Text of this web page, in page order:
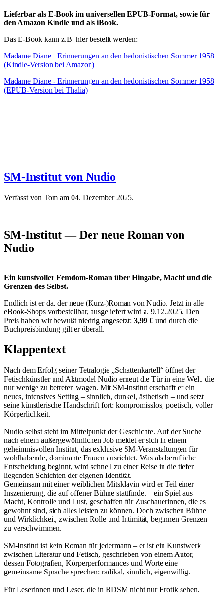
Lieferbar als E-Book im universellen EPUB-Format, sowie für
den Amazon Kindle und als iBook.
Das E-Book kann z.B. hier bestellt werden:
Madame Diane - Erinnerungen an den hedonistischen Sommer 1958
(Kindle-Version bei Amazon)
Madame Diane - Erinnerungen an den hedonistischen Sommer 1958
(EPUB-Version bei Thalia)
SM-Institut von Nudio
Verfasst von Tom am 04. Dezember 2025.
SM-Institut — Der neue Roman von
Nudio
Ein kunstvoller Femdom-Roman über Hingabe, Macht und die
Grenzen des Selbst.
Endlich ist er da, der neue (Kurz-)Roman von Nudio. Jetzt in alle
eBook-Shops vorbestellbar, ausgeliefert wird a. 9.12.2025. Den
Preis haben wir bewußt niedrig angesetzt: 3,99 € und durch die
Buchpreisbindung gilt er überall.
Klappentext
Nach dem Erfolg seiner Tetralogie „Schattenkartell“ öffnet der
Fetischkünstler und Aktmodel Nudio erneut die Tür in eine Welt, die
nur wenige zu betreten wagen. Mit SM-Institut erschafft er ein
neues, intensives Setting – sinnlich, dunkel, ästhetisch – und setzt
seine künstlerische Handschrift fort: kompromisslos, poetisch, voller
Körperlichkeit.
Nudio selbst steht im Mittelpunkt der Geschichte. Auf der Suche
nach einem außergewöhnlichen Job meldet er sich in einem
geheimnisvollen Institut, das exklusive SM-Veranstaltungen für
wohlhabende, dominante Frauen ausrichtet. Was als berufliche
Entscheidung beginnt, wird schnell zu einer Reise in die tiefer
liegenden Schichten der eigenen Identität.
Gemeinsam mit einer weiblichen Mitsklavin wird er Teil einer
Inszenierung, die auf offener Bühne stattfindet – ein Spiel aus
Macht, Kontrolle und Lust, geschaffen für Zuschauerinnen, die es
gewohnt sind, sich alles leisten zu können. Doch zwischen Bühne
und Wirklichkeit, zwischen Rolle und Intimität, beginnen Grenzen
zu verschwimmen.
SM-Institut ist kein Roman für jedermann – er ist ein Kunstwerk
zwischen Literatur und Fetisch, geschrieben von einem Autor,
dessen Fotografien, Körperperformances und Worte eine
gemeinsame Sprache sprechen: radikal, sinnlich, eigenwillig.
Für Leserinnen und Leser, die in BDSM nicht nur Erotik sehen,